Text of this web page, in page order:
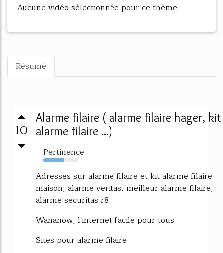
Aucune vidéo sélectionnée pour ce thème
Résumé
10
Alarme filaire ( alarme filaire hager, kit
alarme filaire ...)
Pertinence
60%
Adresses sur alarme filaire et kit alarme filaire
maison, alarme veritas, meilleur alarme filaire,
alarme securitas r8
Wananow, l'internet facile pour tous
Sites pour alarme filaire